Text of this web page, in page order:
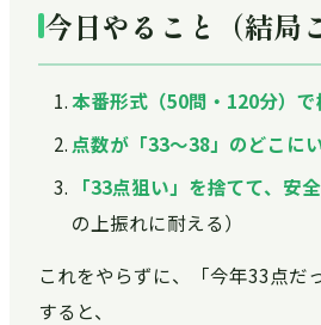
今日やること（結局
本番形式（50問・120分）
点数が「33〜38」のどこに
「33点狙い」を捨てて、安
の上振れに耐える）
これをやらずに、「今年33点
すると、